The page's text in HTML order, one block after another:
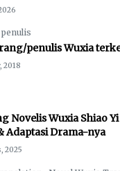
penulis
penulis Wuxia
2018
Novelis Wuxia Shiao Yi
Adaptasi Drama-nya
2025